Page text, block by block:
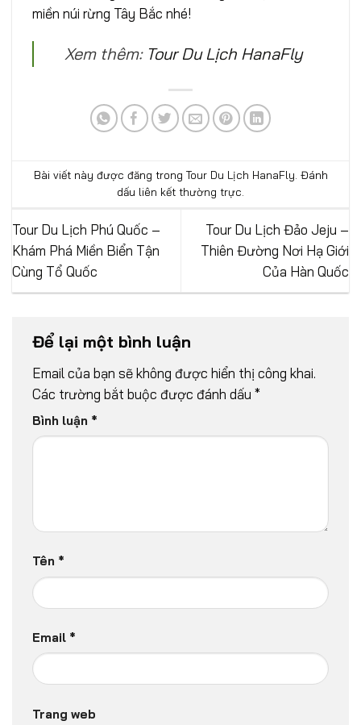
miền núi rừng Tây Bắc nhé!
Xem thêm: Tour Du Lịch HanaFly
Bài viết này được đăng trong Tour Du Lịch HanaFly . Đánh
dấu liên kết thường trực
Tour Du Lịch Phú Quốc –
Khám Phá Miền Biển Tận
Cùng Tổ Quốc
Tour Du Lịch Đảo Jeju –
Thiên Đường Nơi Hạ Giới
Của Hàn Quốc
Để lại một bình luận
Email của bạn sẽ không được hiển thị công khai.
Các trường bắt buộc được đánh dấu *
Bình luận *
Tên *
Email *
Trang web